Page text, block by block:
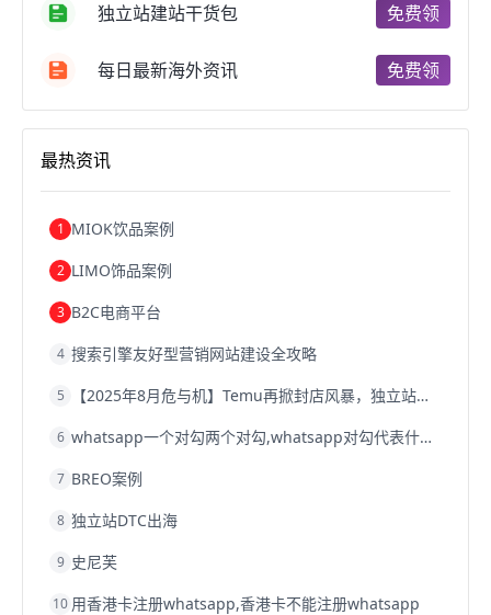
天津跨境电商东南亚跨境电商
跨境电商b2b阿里巴巴跨境电商
跨境电商关税
跨境电商建站
浙江跨境电商宁波跨境电商跨境电商的模式
跨境电商优势跨境电商的优势
独立站建站干货包 免费领
每日最新海外资讯 免费领
最热资讯
1 MIOK饮品案例
2 LIMO饰品案例
3 B2C电商平台
4 搜索引擎友好型营销网站建设全攻略
5 【2025年8月危与机】Temu再掀封店风暴，独立站才是跨境卖家的避险通道
6 whatsapp一个对勾两个对勾,whatsapp对勾代表什么意思
7 BREO案例
8 独立站DTC出海
9 史尼芙
10 用香港卡注册whatsapp,香港卡不能注册whatsapp